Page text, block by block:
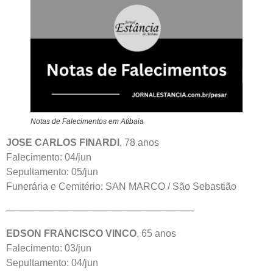
Notas de Falecimentos em Atibaia
JOSE CARLOS FINARDI , 78 anos
Falecimento: 04/jun
Sepultamento: 05/jun
Funerária e Cemitério: SAN MARCO / São Sebastião
────────────────────────────
EDSON FRANCISCO VINCO, 65 anos
Falecimento: 03/jun
Sepultamento: 04/jun